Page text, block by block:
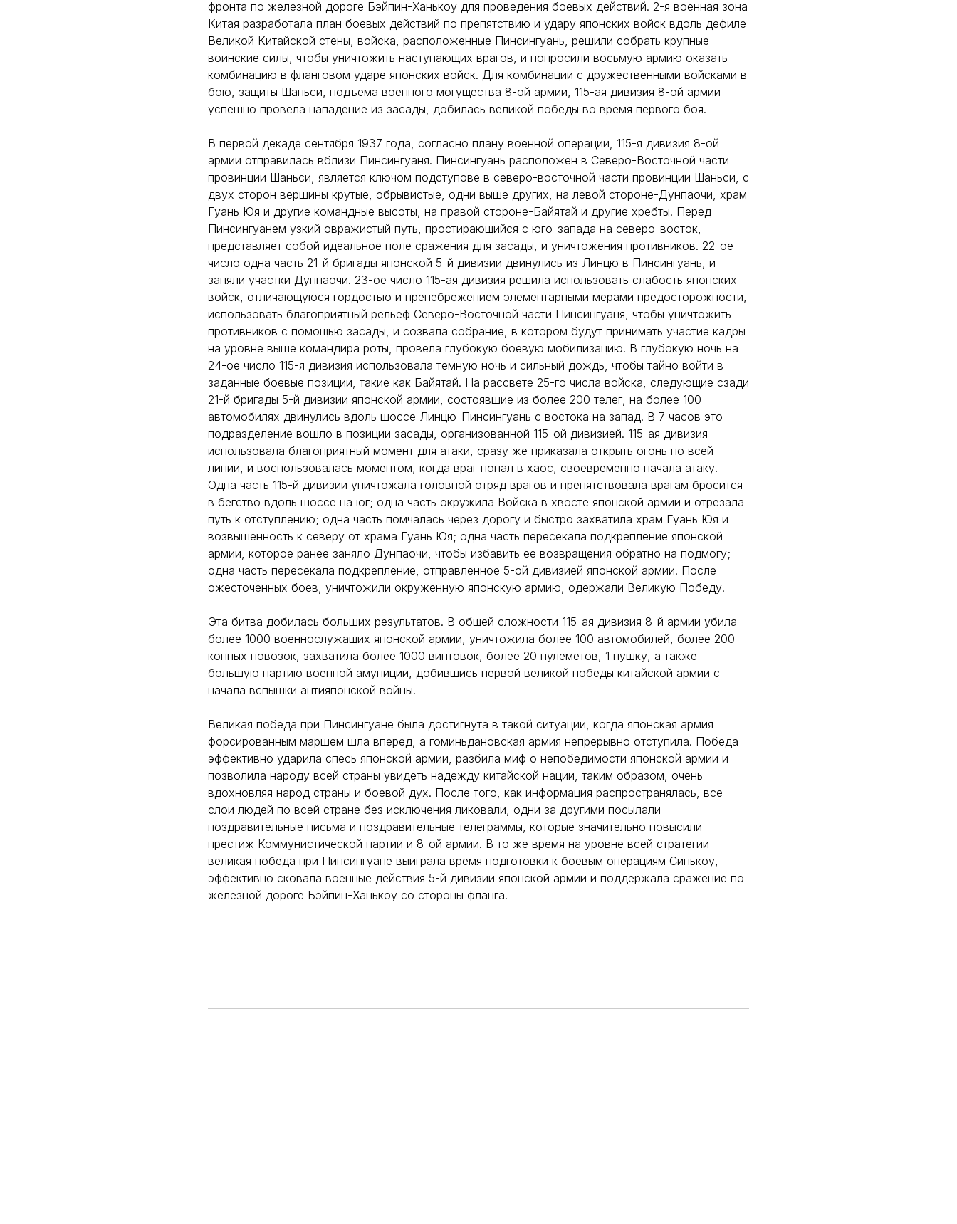
фронта по железной дороге Бэйпин-Ханькоу для проведения боевых действий. 2-я военная зона
Китая разработала план боевых действий по препятствию и удару японских войск вдоль дефиле
Великой Китайской стены, войска, расположенные Пинсингуань, решили собрать крупные
воинские силы, чтобы уничтожить наступающих врагов, и попросили восьмую армию оказать
комбинацию в фланговом ударе японских войск. Для комбинации с дружественными войсками в
бою, защиты Шаньси, подъема военного могущества 8-ой армии, 115-ая дивизия 8-ой армии
успешно провела нападение из засады, добилась великой победы во время первого боя.
В первой декаде сентября 1937 года, согласно плану военной операции, 115-я дивизия 8-ой
армии отправилась вблизи Пинсингуаня. Пинсингуань расположен в Северо-Восточной части
провинции Шаньси, является ключом подступове в северо-восточной части провинции Шаньси, с
двух сторон вершины крутые, обрывистые, одни выше других, на левой стороне-Дунпаочи, храм
Гуань Юя и другие командные высоты, на правой стороне-Байятай и другие хребты. Перед
Пинсингуанем узкий овражистый путь, простирающийся с юго-запада на северо-восток,
представляет собой идеальное поле сражения для засады, и уничтожения противников. 22-ое
число одна часть 21-й бригады японской 5-й дивизии двинулись из Линцю в Пинсингуань, и
заняли участки Дунпаочи. 23-ое число 115-ая дивизия решила использовать слабость японских
войск, отличающуюся гордостью и пренебрежением элементарными мерами предосторожности,
использовать благоприятный рельеф Северо-Восточной части Пинсингуаня, чтобы уничтожить
противников с помощью засады, и созвала собрание, в котором будут принимать участие кадры
на уровне выше командира роты, провела глубокую боевую мобилизацию. В глубокую ночь на
24-ое число 115-я дивизия использовала темную ночь и сильный дождь, чтобы тайно войти в
заданные боевые позиции, такие как Байятай. На рассвете 25-го числа войска, следующие сзади
21-й бригады 5-й дивизии японской армии, состоявшие из более 200 телег, на более 100
автомобилях двинулись вдоль шоссе Линцю-Пинсингуань с востока на запад. В 7 часов это
подразделение вошло в позиции засады, организованной 115-ой дивизией. 115-ая дивизия
использовала благоприятный момент для атаки, сразу же приказала открыть огонь по всей
линии, и воспользовалась моментом, когда враг попал в хаос, своевременно начала атаку.
Одна часть 115-й дивизии уничтожала головной отряд врагов и препятствовала врагам бросится
в бегство вдоль шоссе на юг; одна часть окружила Войска в хвосте японской армии и отрезала
путь к отступлению; одна часть помчалась через дорогу и быстро захватила храм Гуань Юя и
возвышенность к северу от храма Гуань Юя; одна часть пересекала подкрепление японской
армии, которое ранее заняло Дунпаочи, чтобы избавить ее возвращения обратно на подмогу;
одна часть пересекала подкрепление, отправленное 5-ой дивизией японской армии. После
ожесточенных боев, уничтожили окруженную японскую армию, одержали Великую Победу.
Эта битва добилась больших результатов. В общей сложности 115-ая дивизия 8-й армии убила
более 1000 военнослужащих японской армии, уничтожила более 100 автомобилей, более 200
конных повозок, захватила более 1000 винтовок, более 20 пулеметов, 1 пушку, а также
большую партию военной амуниции, добившись первой великой победы китайской армии с
начала вспышки антияпонской войны.
Великая победа при Пинсингуане была достигнута в такой ситуации, когда японская армия
форсированным маршем шла вперед, а гоминьдановская армия непрерывно отступила. Победа
эффективно ударила спесь японской армии, разбила миф о непобедимости японской армии и
позволила народу всей страны увидеть надежду китайской нации, таким образом, очень
вдохновляя народ страны и боевой дух. После того, как информация распространялась, все
слои людей по всей стране без исключения ликовали, одни за другими посылали
поздравительные письма и поздравительные телеграммы, которые значительно повысили
престиж Коммунистической партии и 8-ой армии. В то же время на уровне всей стратегии
великая победа при Пинсингуане выиграла время подготовки к боевым операциям Синькоу,
эффективно сковала военные действия 5-й дивизии японской армии и поддержала сражение по
железной дороге Бэйпин-Ханькоу со стороны фланга.